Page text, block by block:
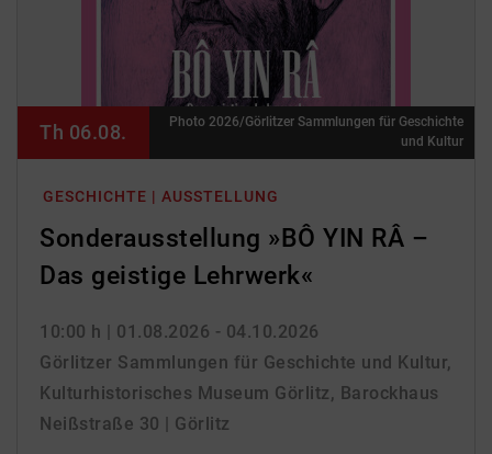
GESCHICHTE | AUSSTELLUNG
Sonderausstellung »BÔ YIN RÂ –
Das geistige Lehrwerk«
10:00 h | 01.08.2026 - 04.10.2026
Görlitzer Sammlungen für Geschichte und Kultur,
Kulturhistorisches Museum Görlitz, Barockhaus
Neißstraße 30 | Görlitz
Th 06.08.
Photo 2026/Görlitzer Sammlungen für Geschichte
und Kultur